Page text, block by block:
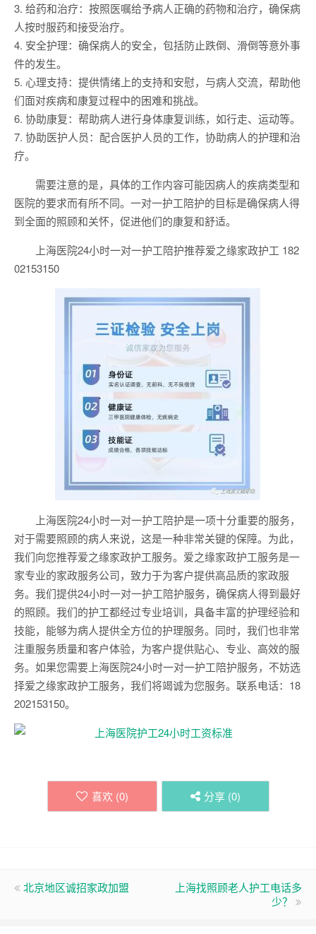
3. 给药和治疗：按照医嘱给予病人正确的药物和治疗，确保病
人按时服药和接受治疗。
4. 安全护理：确保病人的安全，包括防止跌倒、滑倒等意外事
件的发生。
5. 心理支持：提供情绪上的支持和安慰，与病人交流，帮助他
们面对疾病和康复过程中的困难和挑战。
6. 协助康复：帮助病人进行身体康复训练，如行走、运动等。
7. 协助医护人员：配合医护人员的工作，协助病人的护理和治
疗。
需要注意的是，具体的工作内容可能因病人的疾病类型和
医院的要求而有所不同。一对一护工陪护的目标是确保病人得
到全面的照顾和关怀，促进他们的康复和舒适。
上海医院24小时一对一护工陪护推荐爱之缘家政护工 182
02153150
上海医院24小时一对一护工陪护是一项十分重要的服务，
对于需要照顾的病人来说，这是一种非常关键的保障。为此，
我们向您推荐爱之缘家政护工服务。爱之缘家政护工服务是一
家专业的家政服务公司，致力于为客户提供高品质的家政服
务。我们提供24小时一对一护工陪护服务，确保病人得到最好
的照顾。我们的护工都经过专业培训，具备丰富的护理经验和
技能，能够为病人提供全方位的护理服务。同时，我们也非常
注重服务质量和客户体验，为客户提供贴心、专业、高效的服
务。如果您需要上海医院24小时一对一护工陪护服务，不妨选
择爱之缘家政护工服务，我们将竭诚为您服务。联系电话：18
202153150。
喜欢 (0) 分享 (0)
北京地区诚招家政加盟
上海找照顾老人护工电话多
少？